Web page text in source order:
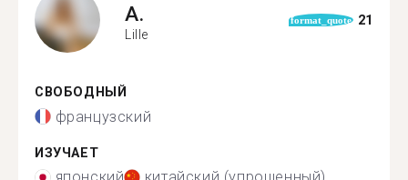
A.
Lille
format_quote 21
СВОБОДНЫЙ
французский
ИЗУЧАЕТ